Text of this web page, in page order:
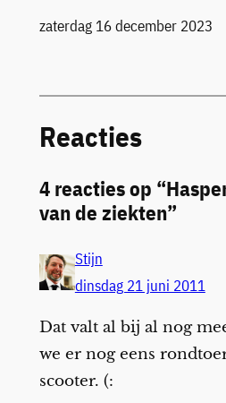
Datum
zaterdag 16 december 2023
Reacties
4 reacties op
van de ziekten”
Stijn
dinsdag 21 juni 2011
Dat valt al bij al nog
we er nog eens
scooter. (: